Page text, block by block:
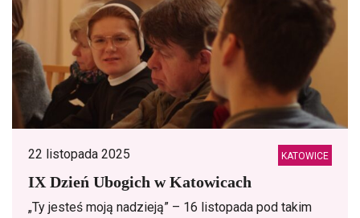
22 listopada 2025 KATOWICE
IX Dzień Ubogich w Katowicach
„Ty jesteś moją nadzieją” – 16 listopada pod takim